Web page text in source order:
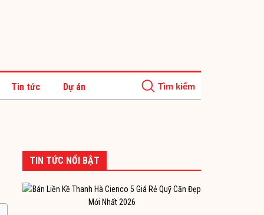
Tin tức Dự án
TIN TỨC NỔI BẬT